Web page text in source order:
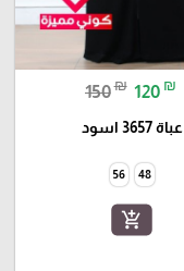
150₪ 120 ₪
عباة 3657 اسود
48
56
add_shopping_cart